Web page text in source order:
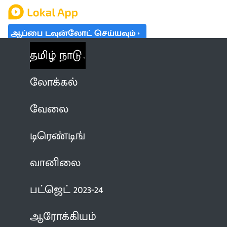
ஆப்பை டவுன்லோட் செய்யவும்
தமிழ் நாடு
லோக்கல்
வேலை
டிரெண்டிங்
வானிலை
பட்ஜெட் 2023-24
ஆரோக்கியம்